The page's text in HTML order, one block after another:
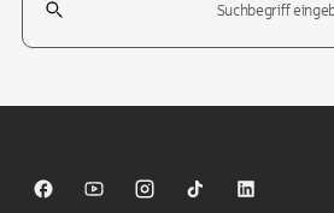
Sparkasse auf Facebook
Sparkasse auf Youtube
Sparkasse auf Instagram
Sparkasse auf TikTok
Sparkasse